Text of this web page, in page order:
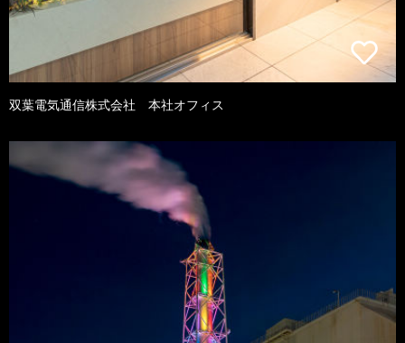
双葉電気通信株式会社 本社オフィス